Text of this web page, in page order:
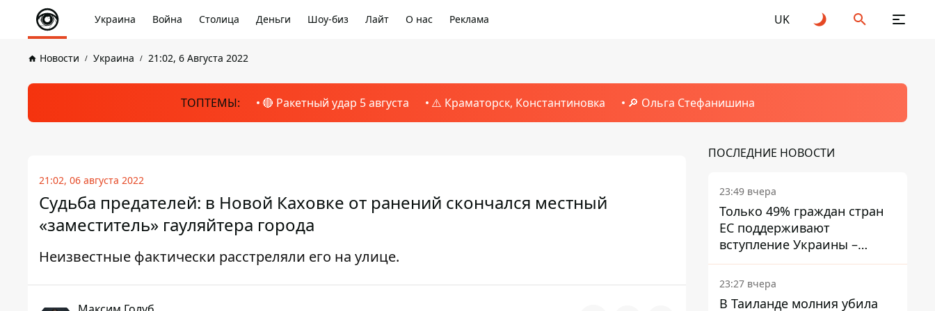
Украина Война Столица Деньги Шоу-биз Лайт О нас Реклама UK
Новости Украина 21:02, 6 Августа 2022
ТОПТЕМЫ: 🔴 Ракетный удар 5 августа ⚠️ Краматорск, Константиновка 🔎 Ольга Стефанишина
21:02, 06 августа 2022
Судьба предателей: в Новой Каховке от ранений скончался местный
«заместитель» гауляйтера города
Неизвестные фактически расстреляли его на улице.
ПОСЛЕДНИЕ НОВОСТИ
23:49 вчера
Только 49% граждан стран
ЕС поддерживают
вступление Украины –
результаты опроса
23:27 вчера
В Таиланде молния убила